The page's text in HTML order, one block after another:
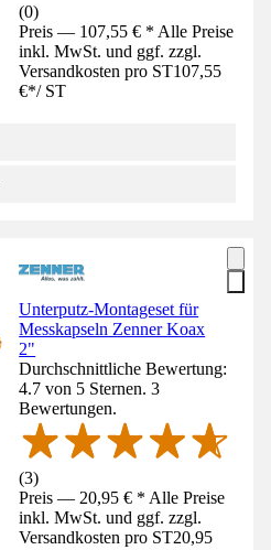
(0)
Preis — 107,55 € * Alle Preise
inkl. MwSt. und ggf. zzgl.
Versandkosten pro ST107,55
€*/ ST
Unterputz-Montageset für
Messkapseln Zenner Koax
2"
Durchschnittliche Bewertung:
4.7 von 5 Sternen. 3
Bewertungen.
(3)
Preis — 20,95 € * Alle Preise
inkl. MwSt. und ggf. zzgl.
Versandkosten pro ST20,95